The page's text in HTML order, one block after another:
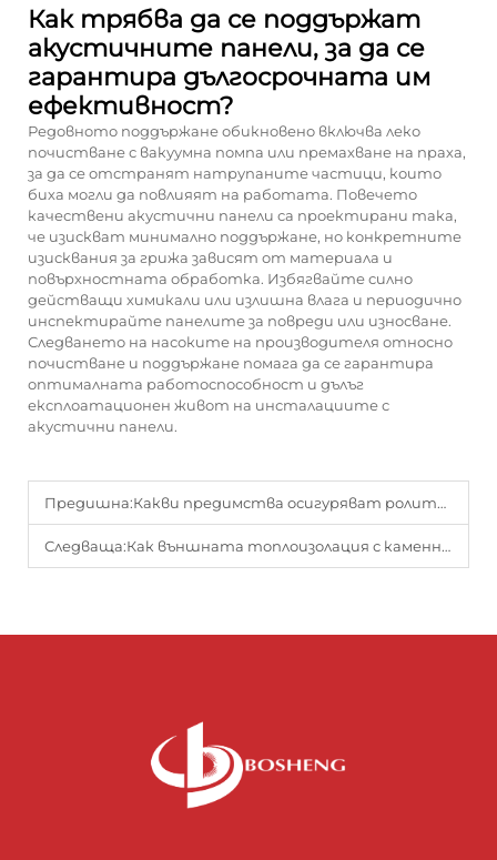
Как трябва да се поддържат
акустичните панели, за да се
гарантира дългосрочната им
ефективност?
Редовното поддържане обикновено включва леко
почистване с вакуумна помпа или премахване на праха,
за да се отстранят натрупаните частици, които
биха могли да повлияят на работата. Повечето
качествени акустични панели са проектирани така,
че изискват минимално поддържане, но конкретните
изисквания за грижа зависят от материала и
повърхностната обработка. Избягвайте силно
действащи химикали или излишна влага и периодично
инспектирайте панелите за повреди или износване.
Следването на насоките на производителя относно
почистване и поддържане помага да се гарантира
оптималната работоспособност и дълъг
експлоатационен живот на инсталациите с
акустични панели.
Предишна:Какви предимства осигуряват ролите с топлоизолационни одеяла от каменна вата за вашата сграда?
Следваща:Как външната топлоизолация с каменна вата подобрява безопасното на сградите?